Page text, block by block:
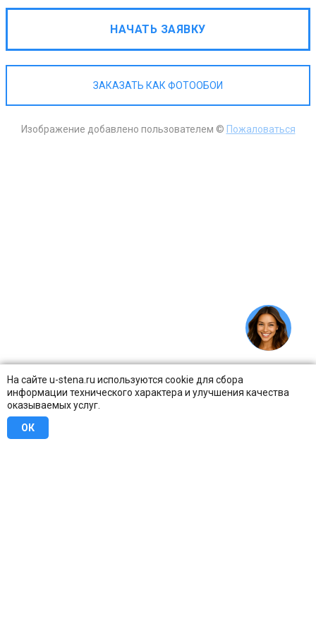
На сайте u-stena.ru используются cookie для сбора
информации технического характера и улучшения качества
оказываемых услуг.
ОК
НАЧАТЬ ЗАЯВКУ
ЗАКАЗАТЬ КАК ФОТООБОИ
Изображение добавлено пользователем © Пожаловаться